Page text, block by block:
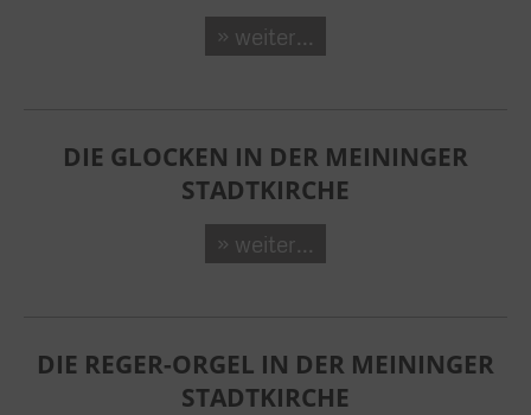
» weiter...
DIE GLOCKEN IN DER MEININGER
STADTKIRCHE
» weiter...
DIE REGER-ORGEL IN DER MEININGER
STADTKIRCHE